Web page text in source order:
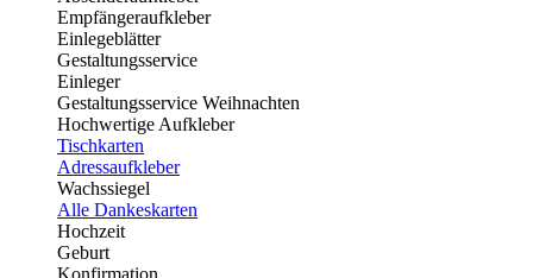
Empfängeraufkleber
Einlegeblätter
Gestaltungsservice
Einleger
Gestaltungsservice Weihnachten
Hochwertige Aufkleber
Tischkarten
Adressaufkleber
Wachssiegel
Alle Dankeskarten
Hochzeit
Geburt
Konfirmation